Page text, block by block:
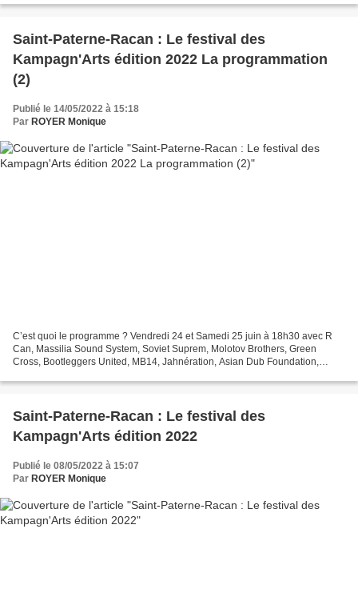
Saint-Paterne-Racan : Le festival des
Kampagn'Arts édition 2022 La programmation
(2)
Publié le 14/05/2022 à 15:18
Par ROYER Monique
C’est quoi le programme ? Vendredi 24 et Samedi 25 juin à 18h30 avec R
Can, Massilia Sound System, Soviet Suprem, Molotov Brothers, Green
Cross, Bootleggers United, MB14, Jahnération, Asian Dub Foundation,
Saint-Paterne-Racan : Le festival des
Kampagn'Arts édition 2022
Publié le 08/05/2022 à 15:07
Par ROYER Monique